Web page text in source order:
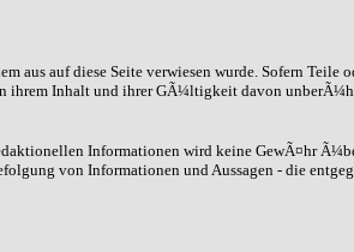
aus auf diese Seite verwiesen wurde. Sofern
Inhalt und ihrer GÃ¼ltigkeit davon
Informationen wird keine GewÃ¤hr
von Informationen und Aussagen - die